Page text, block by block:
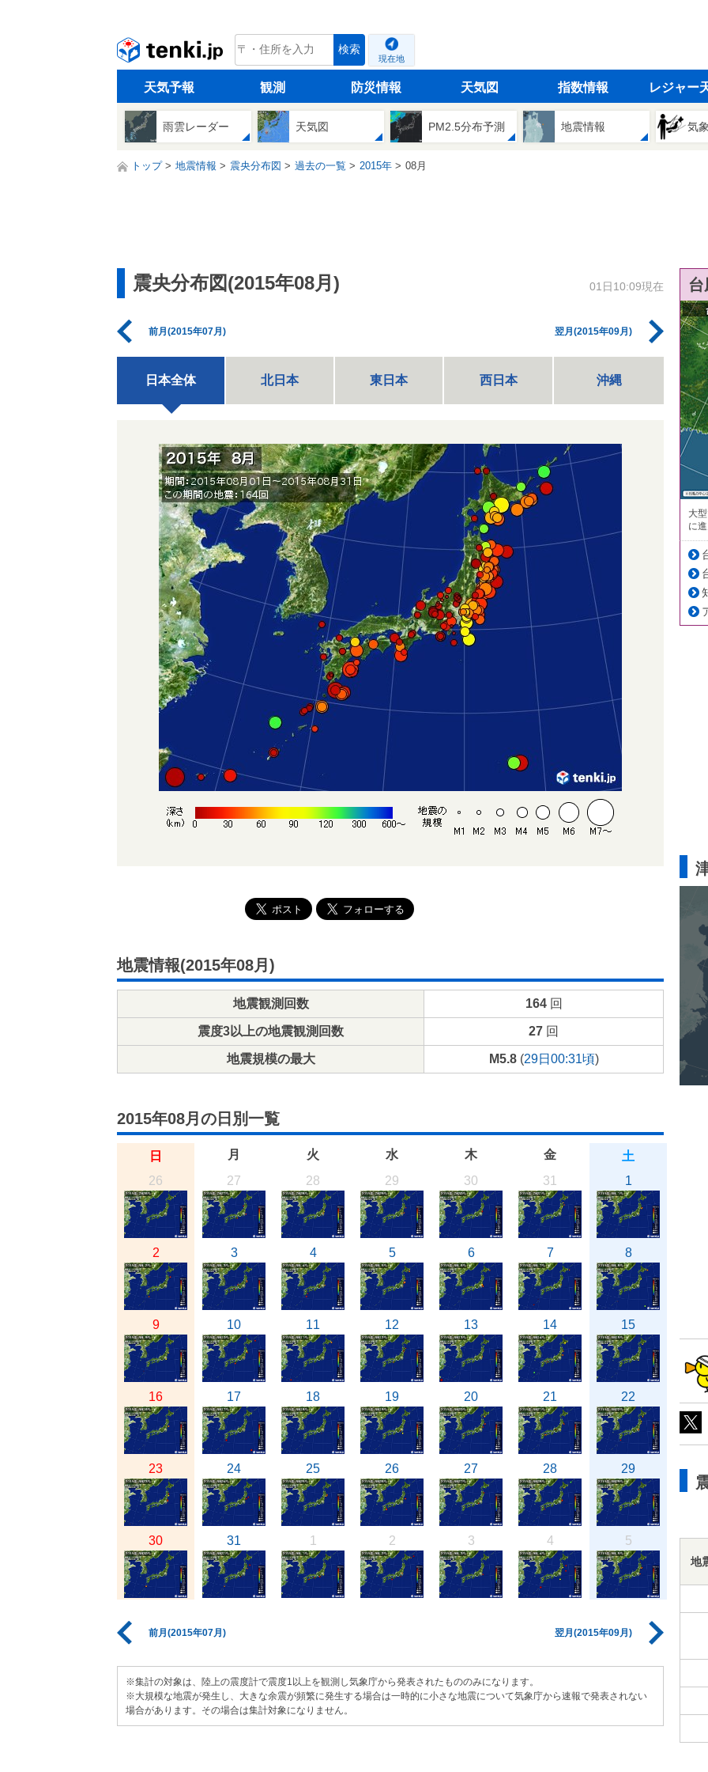
tenki.jp 検索
現在地
天気予報 観測 防災情報 天気図 指数情報 レジャー
雨雲レーダー 天気図 PM2.5分布予測 地震情報 気
トップ 地震情報 震央分布図 過去の一覧 2015年 08月
震央分布図(2015年08月) 01日10:09現在
前月(2015年07月) 翌月(2015年09月)
日本全体 北日本 東日本 西日本 沖縄
地震情報(2015年08月)
地震観測回数 164回
震度3以上の地震観測回数 27 回
地震規模の最大 M5.8(29日00:31頃)
2015年08月の日別一覧
日 月 火 水 木 金
土
26
27 28 29 30 31 1
2 3 4 5 6 7 8
9 10 11 12 13 14 15
16 17 18 19 20 21 22
23 24 25 26 27 28 29
30 31 1 2 3 4 5
前月(2015年07月) 翌月(2015年09月)
※集計の対象は、陸上の震度計で震度1以上を観測し気象庁から発表されたもののみになります。
※大規模な地震が発生し、大きな余震が頻繁に発生する場合は一時的に小さな地震について気象庁から速報で発表されない
場合があります。その場合は集計対象になりません。
大
に
地